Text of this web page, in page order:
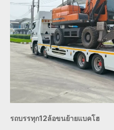
รถบรรทุก12ล้อขนย้ายแบคโฮ